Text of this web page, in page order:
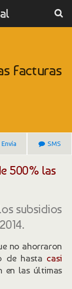
Facturas
Envía SMS
500% las
subsidios
no ahorraron
de hasta casi
en las últimas